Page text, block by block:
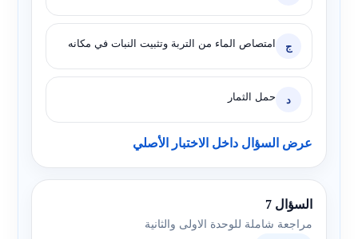
ج امتصاص الماء من التربة وتثبيت النبات في مكانه
د حمل الثمار
عرض السؤال داخل الاختبار الأصلي
السؤال 7
مراجعة شاملة للوحدة الاولى والثانية